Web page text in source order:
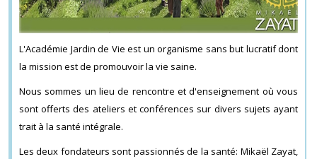
L'Académie Jardin de Vie est un organisme sans but lucratif dont
la mission est de promouvoir la vie saine.
Nous sommes un lieu de rencontre et d'enseignement où vous
sont offerts des ateliers et conférences sur divers sujets ayant
trait à la santé intégrale.
Les deux fondateurs sont passionnés de la santé: Mikaël Zayat,